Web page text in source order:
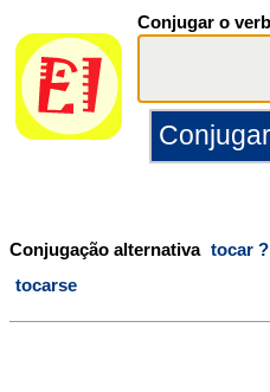
Conjugar o
Conjugação alternativa tocar ?
tocarse